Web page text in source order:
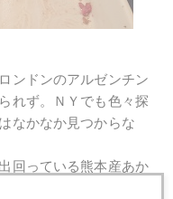
ンドンのアルゼンチン
れず。ＮＹでも色々探
なかなか見つからな
回っている熊本産あか